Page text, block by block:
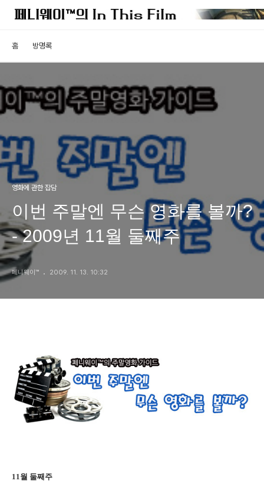
홈 방명록
영화에 관한 잡담
이번 주말엔 무슨 영화를 볼까?
- 2009년 11월 둘째주
페니웨이™ 2009. 11. 13. 10:32
11월 둘째주